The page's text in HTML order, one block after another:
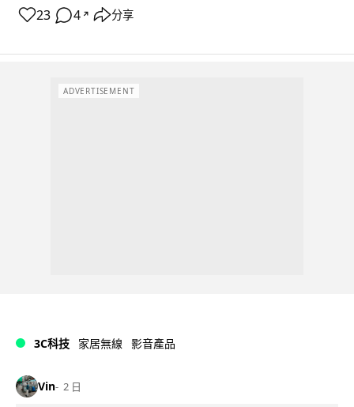
23 4 ↗ 分享
ADVERTISEMENT
3C科技 家居無線 影音產品
Vin 2 日